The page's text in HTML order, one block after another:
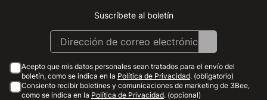
Instagram
Facebook
Linkedin
Youtube
Suscríbete al boletín
Acepto que mis datos personales sean tratados para el envío del
boletín, como se indica en la Política de Privacidad. (obligatorio)
Consiento recibir boletines y comunicaciones de marketing de 3Bee,
como se indica en la Política de Privacidad. (opcional)